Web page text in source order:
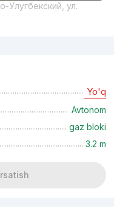
Улугбекский, ул.
Yo'q
Avtonom
gaz bloki
3.2 m